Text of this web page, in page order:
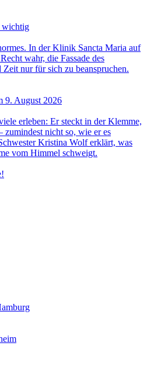
wichtig
In der Klinik Sancta Maria auf
wahr, die Fassade des
nur für sich zu beanspruchen.
9. August 2026
erleben: Er steckt in der Klemme,
zumindest nicht so, wie er es
Kristina Wolf erklärt, was
vom Himmel schweigt.